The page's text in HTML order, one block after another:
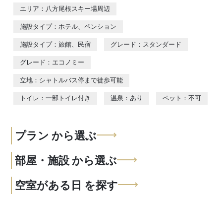
エリア：八方尾根スキー場周辺
施設タイプ：ホテル、ペンション
施設タイプ：旅館、民宿 グレード：スタンダード
グレード：エコノミー
立地：シャトルバス停まで徒歩可能
トイレ：一部トイレ付き 温泉：あり ペット：不可
プラン から選ぶ
部屋・施設 から選ぶ
空室がある日 を探す